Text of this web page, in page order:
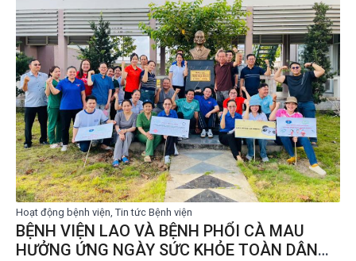
Hoạt động bệnh viện, Tin tức Bệnh viện
BỆNH VIỆN LAO VÀ BỆNH PHỔI CÀ MAU
HƯỞNG ỨNG NGÀY SỨC KHỎE TOÀN DÂN